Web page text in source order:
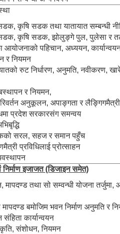
कृषि सडक तथा यातायात सम्बन्धी
कृषि सडक, झोलुङ्गे पुल, पुलेसा र
आयोजनाको पहिचान, अध्ययन,
र नियमन
रुट निर्धारण, अनुमति, नवीकरण,
र नियमन,
अनुकूलन, अपाङ्गता र लैङ्गिगमैत्री
प्रदेश सरकारसंग समन्वय
सरल, सहज र समान पहुँच
प्रविधिलाई प्रोत्साहन
इजाजत (डिजाइन समेत)
मापदण्ड तथा सो सम्वन्धी योजना
मापदण्ड बमोजिम भवन निर्माण अनुमति र
कार्यान्वयन
संशोधन, नियमन